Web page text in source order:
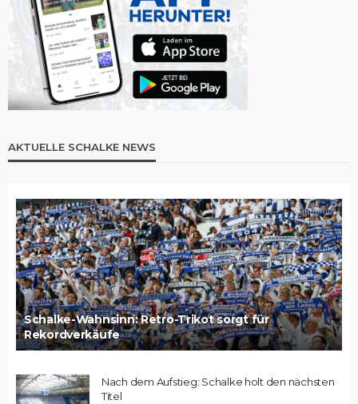
AKTUELLE SCHALKE NEWS
Schalke-Wahnsinn: Retro-Trikot sorgt für
Rekordverkäufe
Nach dem Aufstieg: Schalke holt den nächsten
Titel